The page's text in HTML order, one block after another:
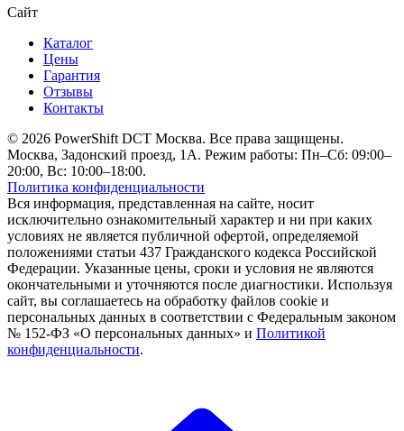
Сайт
Каталог
Цены
Гарантия
Отзывы
Контакты
© 2026 PowerShift DCT Москва. Все права защищены.
Москва, Задонский проезд, 1А. Режим работы: Пн–Сб: 09:00–
20:00, Вс: 10:00–18:00.
Политика конфиденциальности
Вся информация, представленная на сайте, носит
исключительно ознакомительный характер и ни при каких
условиях не является публичной офертой, определяемой
положениями статьи 437 Гражданского кодекса Российской
Федерации. Указанные цены, сроки и условия не являются
окончательными и уточняются после диагностики. Используя
сайт, вы соглашаетесь на обработку файлов cookie и
персональных данных в соответствии с Федеральным законом
№ 152-ФЗ «О персональных данных» и Политикой
конфиденциальности.